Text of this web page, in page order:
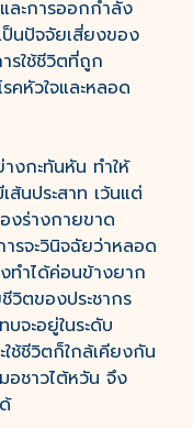
ละการออกกำลัง
นปัจจัยเสี่ยงของ
รใช้ชีวิตที่ถูก
คหัวใจและหลอด
งกะทันหัน ทำให้
ส้นประสาท เว้นแต่
งร่างกายขาด
รจะวินิจฉัยว่าหลอด
งทำได้ค่อนข้างยาก
วิตของประชากร
จะอยู่ในระดับ
ช้ชีวิตก็ใกล้เคียงกัน
อชาวไต้หวัน จึง